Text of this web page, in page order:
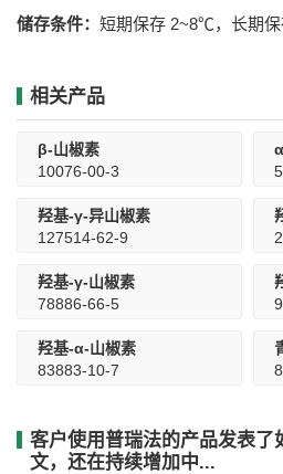
储存条件： 短期保存 2~8℃，长期
相关产品
β-山椒素
10076-00-3
羟基-γ-异山椒素
127514-62-9
羟基-γ-山椒素
78886-66-5
羟基-α-山椒素
83883-10-7
客户使用普瑞法的产品发表了
文，还在持续增加中...